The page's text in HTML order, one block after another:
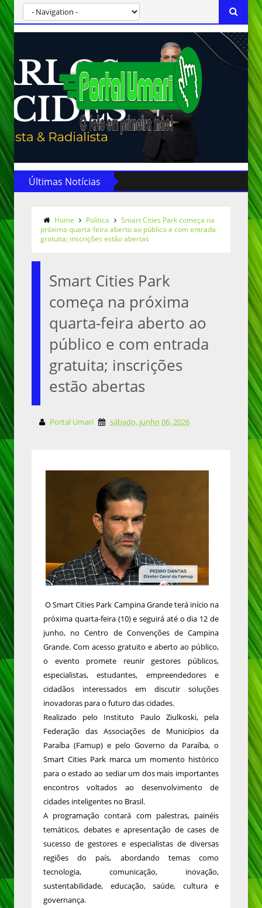
Últimas Notícias
Home Política
Smart Cities Park começa na
próxima quarta-feira aberto ao público e com entrada
gratuita; inscrições estão abertas
Smart Cities Park
começa na próxima
quarta-feira aberto ao
público e com entrada
gratuita; inscrições
estão abertas
Portal Umari sábado, junho 06, 2026
O Smart Cities Park Campina Grande terá início na
próxima quarta-feira (10) e seguirá até o dia 12 de
junho, no Centro de Convenções de Campina
Grande. Com acesso gratuito e aberto ao público,
o evento promete reunir gestores públicos,
especialistas, estudantes, empreendedores e
cidadãos interessados em discutir soluções
inovadoras para o futuro das cidades.
Realizado pelo Instituto Paulo Ziulkoski, pela
Federação das Associações de Municípios da
Paraíba (Famup) e pelo Governo da Paraíba, o
Smart Cities Park marca um momento histórico
para o estado ao sediar um dos mais importantes
encontros voltados ao desenvolvimento de
cidades inteligentes no Brasil.
A programação contará com palestras, painéis
temáticos, debates e apresentação de cases de
sucesso de gestores e especialistas de diversas
regiões do país, abordando temas como
tecnologia, comunicação, inovação,
sustentabilidade, educação, saúde, cultura e
governança.